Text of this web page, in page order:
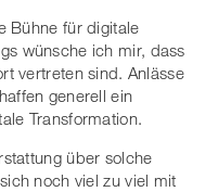
Bühne für digitale
wünsche ich mir, dass
vertreten sind. Anlässe
generell ein
Transformation.
über solche
noch viel zu viel mit